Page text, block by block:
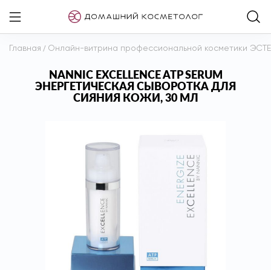
Главная / Онлайн-витрина профессиональной косметики
NANNIC EXCELLENCE ATP SERUM
ЭНЕРГЕТИЧЕСКАЯ СЫВОРОТКА ДЛЯ
СИЯНИЯ КОЖИ, 30 МЛ